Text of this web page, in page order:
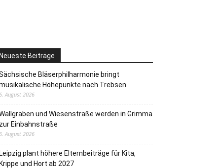
Beiträge
Bläserphilharmonie bringt
Höhepunkte nach Trebsen
August 2026
und Wiesenstraße werden in Grimma
Einbahnstraße
August 2026
plant höhere Elternbeiträge für Kita,
und Hort ab 2027